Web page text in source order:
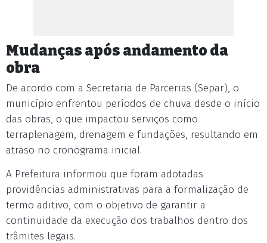
Mudanças após andamento da
obra
De acordo com a Secretaria de Parcerias (Separ), o
município enfrentou períodos de chuva desde o início
das obras, o que impactou serviços como
terraplenagem, drenagem e fundações, resultando em
atraso no cronograma inicial.
A Prefeitura informou que foram adotadas
providências administrativas para a formalização de
termo aditivo, com o objetivo de garantir a
continuidade da execução dos trabalhos dentro dos
trâmites legais.